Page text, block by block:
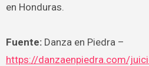
en Honduras.
Fuente:Danza en Piedra –
https://danzaenpiedra.com/